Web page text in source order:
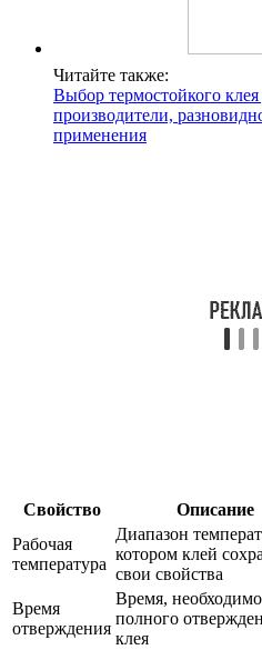
Читайте также:
Выбор термостойкого
производители,
применения
Свойство Описание
Рабочая
температура
Диапазон
котором клей
свои свойства
Время
отверждения
Время,
полного
клея